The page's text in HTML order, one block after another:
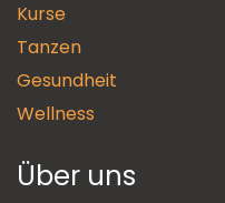
Kurse
Tanzen
Gesundheit
Wellness
Über uns